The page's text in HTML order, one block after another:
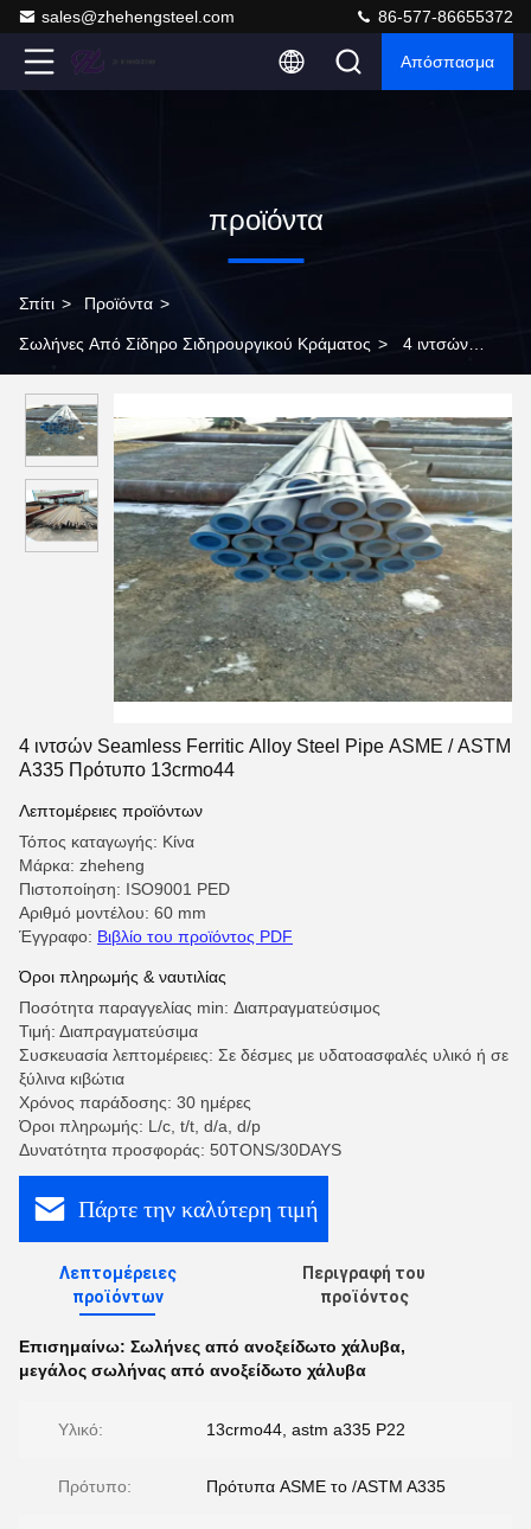
sales@zhehengsteel.com 86-577-86655372
Απόσπασμα
προϊόντα
Σπίτι > Προϊόντα >
Σωλήνες Από Σίδηρο Σιδηρουργικού Κράματος > 4 ιντσών
13crmo44
4 ιντσών Seamless Ferritic Alloy Steel Pipe ASME / ASTM
A335 Πρότυπο 13crmo44
Λεπτομέρειες προϊόντων
Τόπος καταγωγής: Κίνα
Μάρκα: zheheng
Πιστοποίηση: ISO9001 PED
Αριθμό μοντέλου: 60 mm
Έγγραφο: Βιβλίο του προϊόντος PDF
Όροι πληρωμής & ναυτιλίας
Ποσότητα παραγγελίας min: Διαπραγματεύσιμος
Τιμή: Διαπραγματεύσιμα
Συσκευασία λεπτομέρειες: Σε δέσμες με υδατοασφαλές υλικό ή σε
ξύλινα κιβώτια
Χρόνος παράδοσης: 30 ημέρες
Όροι πληρωμής: L/c, t/t, d/a, d/p
Δυνατότητα προσφοράς: 50TONS/30DAYS
Πάρτε την καλύτερη τιμή
Λεπτομέρειες
προϊόντων
Περιγραφή του
προϊόντος
Επισημαίνω: Σωλήνες από ανοξείδωτο χάλυβα,
μεγάλος σωλήνας από ανοξείδωτο χάλυβα
Υλικό: 13crmo44, astm a335 P22
Πρότυπο: Πρότυπα ASME το /ASTM A335